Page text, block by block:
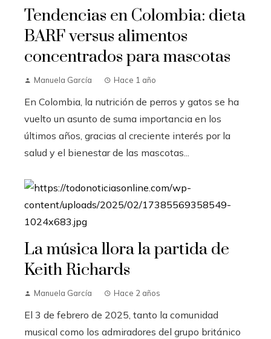
Tendencias en Colombia: dieta
BARF versus alimentos
concentrados para mascotas
Manuela García Hace 1 año
En Colombia, la nutrición de perros y gatos se ha
vuelto un asunto de suma importancia en los
últimos años, gracias al creciente interés por la
salud y el bienestar de las mascotas...
La música llora la partida de
Keith Richards
Manuela García Hace 2 años
El 3 de febrero de 2025, tanto la comunidad
musical como los admiradores del grupo británico